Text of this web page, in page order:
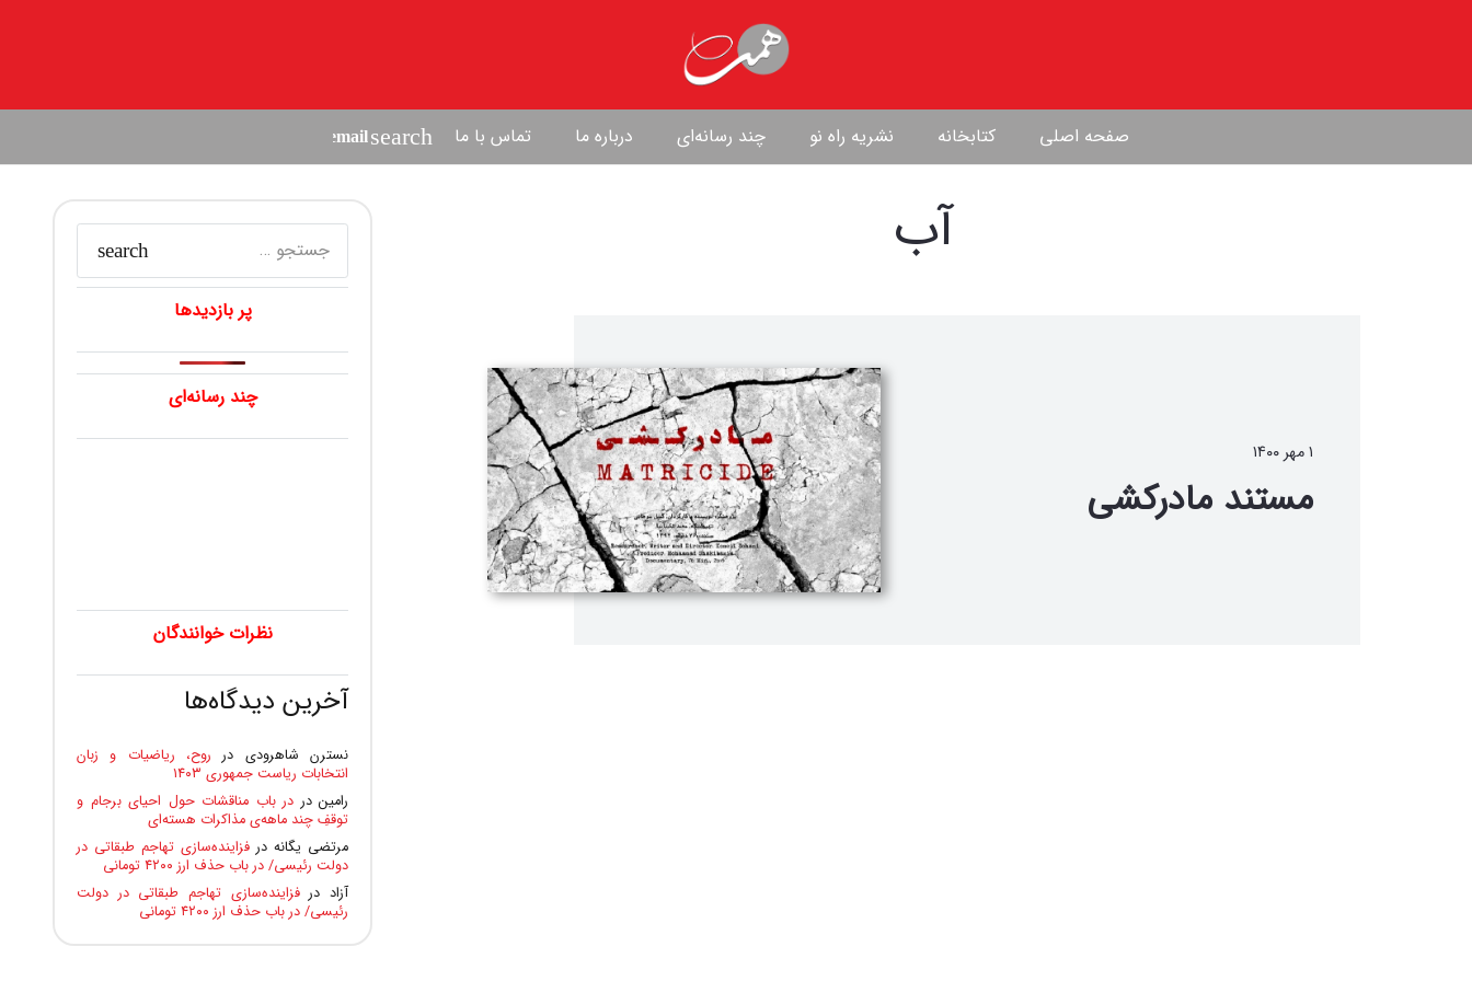
صفحه اصلی کتابخانه نشریه راه نو چند رسانه‌ای درباره ما تماس با ما search
آب
۱ مهر ۱۴۰۰
مستند مادرکشی
برای:
پر بازدیدها
چند رسانه‌ای
نظرات خوانندگان
آخرین دیدگاه‌ها
نسترن شاهرودی در روح، ریاضیات و زبان
انتخابات ریاست جمهوری ۱۴۰۳
رامین در در باب مناقشات حول احیای برجام و
توقفِ چند ماهه‌ی مذاکرات هسته‌ای
مرتضی یگانه در فزاینده‌سازی تهاجم طبقاتی در
دولت رئیسی/ در باب حذف ارز ۴۲۰۰ تومانی
آزاددرفزاینده‌سازی تهاجم طبقاتی در دولت
رئیسی/ در باب حذف ارز ۴۲۰۰ تومانی